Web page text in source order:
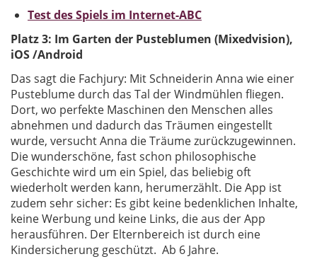
Test des Spiels im Internet-ABC
Platz 3: Im Garten der Pusteblumen (Mixedvision),
iOS /Android
Das sagt die Fachjury: Mit Schneiderin Anna wie einer
Pusteblume durch das Tal der Windmühlen fliegen.
Dort, wo perfekte Maschinen den Menschen alles
abnehmen und dadurch das Träumen eingestellt
wurde, versucht Anna die Träume zurückzugewinnen.
Die wunderschöne, fast schon philosophische
Geschichte wird um ein Spiel, das beliebig oft
wiederholt werden kann, herumerzählt. Die App ist
zudem sehr sicher: Es gibt keine bedenklichen Inhalte,
keine Werbung und keine Links, die aus der App
herausführen. Der Elternbereich ist durch eine
Kindersicherung geschützt. Ab 6 Jahre.